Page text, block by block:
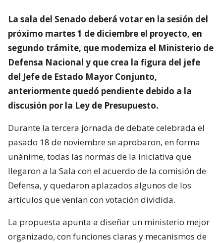
La sala del Senado deberá votar en la sesión del
próximo martes 1 de diciembre el proyecto, en
segundo trámite, que moderniza el Ministerio de
Defensa Nacional y que crea la figura del jefe
del Jefe de Estado Mayor Conjunto,
anteriormente quedó pendiente debido a la
discusión por la Ley de Presupuesto.
Durante la tercera jornada de debate celebrada el
pasado 18 de noviembre se aprobaron, en forma
unánime, todas las normas de la iniciativa que
llegaron a la Sala con el acuerdo de la comisión de
Defensa, y quedaron aplazados algunos de los
artículos que venían con votación dividida.
La propuesta apunta a diseñar un ministerio mejor
organizado, con funciones claras y mecanismos de